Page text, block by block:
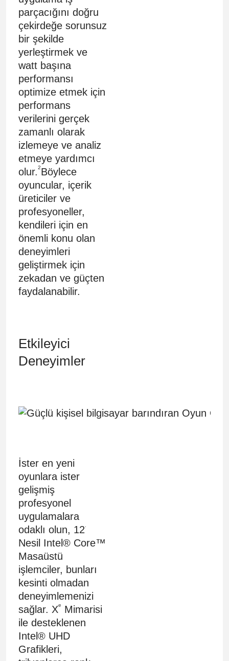
parçacığını doğru
çekirdeğe sorunsuz
bir şekilde
yerleştirmek ve
watt başına
performansı
optimize etmek için
performans
verilerini gerçek
zamanlı olarak
izlemeye ve analiz
etmeye yardımcı
olur.2Böylece
oyuncular, içerik
üreticiler ve
profesyoneller,
kendileri için en
önemli konu olan
deneyimleri
geliştirmek için
zekadan ve güçten
faydalanabilir.
Etkileyici
Deneyimler
İster en yeni
oyunlara ister
gelişmiş
profesyonel
uygulamalara
odaklı olun, 12.
Nesil Intel® Core™
Masaüstü
işlemciler, bunları
kesinti olmadan
deneyimlemenizi
sağlar. Xe
Mimarisi
ile desteklenen
Intel® UHD
Grafikleri,